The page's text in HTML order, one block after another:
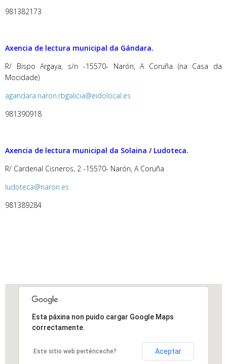
981382173
Axencia de lectura municipal da Gándara.
R/ Bispo Argaya, s/n -15570- Narón, A Coruña (na Casa da
Mocidade)
agandara.naron.rbgalicia@eidolocal.es
981390918
Axencia de lectura municipal da Solaina / Ludoteca.
R/ Cardenal Cisneros, 2 -15570- Narón, A Coruña
ludoteca@naron.es
981389284
Esta páxina non puido cargar Google Maps
correctamente.
Este sitio web perténceche? Aceptar